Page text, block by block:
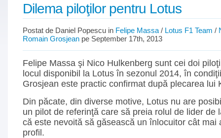
Dilema piloţilor pentru Lotus
Postat de Daniel Popescu in Felipe Massa / Lotus F1 Team /
Romain Grosjean pe September 17th, 2013
Felipe Massa şi Nico Hulkenberg sunt cei doi
locul disponibil la Lotus în sezonul 2014, în
Grosjean este practic confirmat după plecarea lui
Din păcate, din diverse motive, Lotus nu are
un pilot de referinţă care să preia rolul de lider de
că este nevoită să găsească un înlocuitor cât mai
profil.